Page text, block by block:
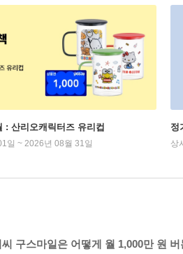
: 산리오캐릭터즈 유리컵
일 ~ 2026년 08월 31일
정
상
구스마일은 어떻게 월 1,000만 원